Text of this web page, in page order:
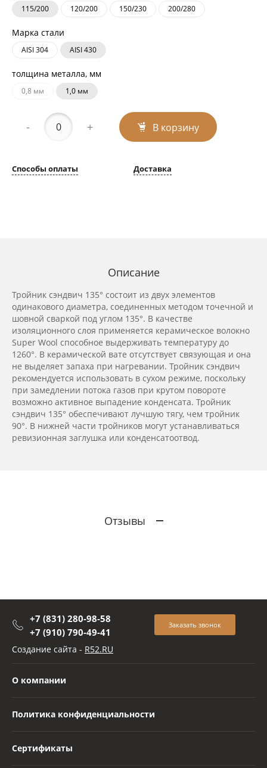
115/200 120/200 150/230 200/280
Марка стали
AISI 304 AISI 430
толщина металла, мм
0,8 мм 1,0 мм
- + В корзину
Способы оплаты Доставка
Описание
Тройник сэндвич 135° состоит из двух элементов
одинакового диаметра, соединенных методом точечной и
шовной сваркой под углом 135°. В качестве
изоляционного слоя применяется керамическое волокно
Super Wool способное выдерживать температуру до
1260°. В керамической вате отсутствует связующая и она
не выделяет запаха при нагревании. Тройник сэндвич
рекомендуется использовать в сухом режиме, поскольку
при замедлении потока газов при крутом повороте
возможно активное выпадение конденсата. Тройник
сэндвич 135° обеспечивают лучшую тягу, чем тройник
90°. В нижней части тройников могут устанавливаться
ревизионная заглушка или конденсатоотвод.
Отзывы
+7 (831) 280-98-58
+7 (910) 790-49-41
Заказать звонок
Создание сайта - R52.RU
О компании
Политика конфиденциальности
Сертификаты